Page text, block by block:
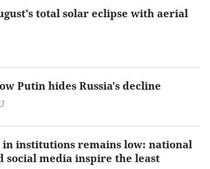
total solar eclipse with aerial
Putin hides Russia's decline
institutions remains low: national
social media inspire the least